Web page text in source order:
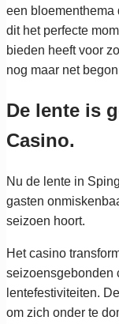
een bloementhema
dit het perfecte
bieden heeft voor
nog maar net
De lente is
Casino.
Nu de lente in
gasten
seizoen hoort.
Het casino
seizoensgebonden
lentefestiviteiten.
om zich onder te